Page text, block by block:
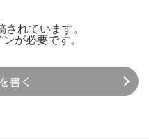
れています。
ンが必要です。
書く